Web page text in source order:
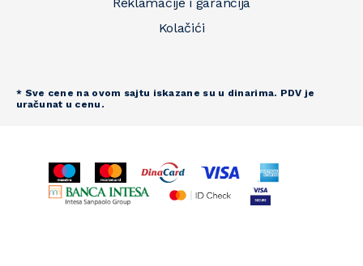
Kolačići
* Sve cene na ovom sajtu iskazane su u dinarima. PDV je
uračunat u cenu.